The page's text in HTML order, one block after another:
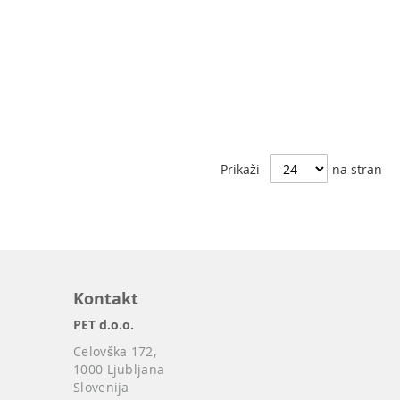
Prikaži na stran
Kontakt
PET d.o.o.
Celovška 172,
1000 Ljubljana
Slovenija